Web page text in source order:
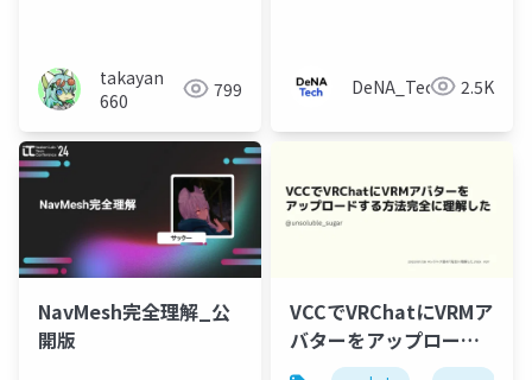
takayan
660
799 DeNA_Tech 2.5K
NavMesh完全理解_公
開版
VCCでVRChatにVRMア
バターをアップロード
する方法完全に理解し